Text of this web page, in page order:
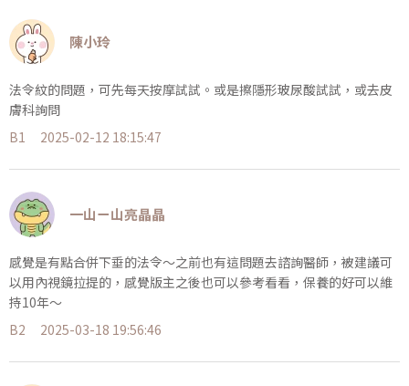
陳小玲
法令紋的問題，可先每天按摩試試。或是擦隱形玻尿酸試試，或去皮
膚科詢問
B1
2025-02-12 18:15:47
一山ㄧ山亮晶晶
感覺是有點合併下垂的法令～之前也有這問題去諮詢醫師，被建議可
以用內視鏡拉提的，感覺版主之後也可以參考看看，保養的好可以維
持10年～
B2
2025-03-18 19:56:46